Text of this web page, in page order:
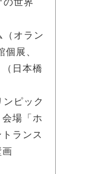
世界
オラン
展、
日本橋
ピック
場「ホ
ランス
画